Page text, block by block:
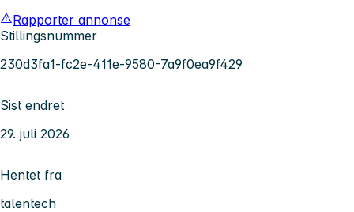
Rapporter annonse
Stillingsnummer
230d3fa1-fc2e-411e-9580-7a9f0ea9f429
Sist endret
29. juli 2026
Hentet fra
talentech